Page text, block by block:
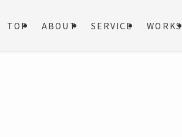
TOP ABOUT SERVICE WORKS